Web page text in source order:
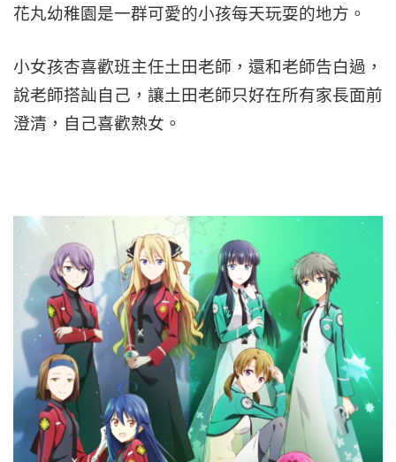
花丸幼稚園是一群可愛的小孩每天玩耍的地方。
小女孩杏喜歡班主任土田老師，還和老師告白過，
說老師搭訕自己，讓土田老師只好在所有家長面前
澄清，自己喜歡熟女。